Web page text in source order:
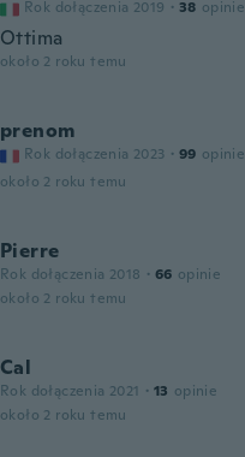
Rok dołączenia 2019 · 38 opinie
Ottima
około 2 roku temu
prenom
Rok dołączenia 2023 · 99 opinie
około 2 roku temu
Pierre
Rok dołączenia 2018 · 66 opinie
około 2 roku temu
Cal
Rok dołączenia 2021 · 13 opinie
około 2 roku temu